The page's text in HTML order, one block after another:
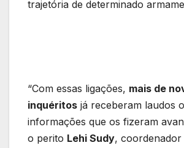
trajetória de determinado
“Com essas ligações, mais de
inquéritos já receberam laudos
informações que os fizeram
o perito Lehi Sudy, coordenador